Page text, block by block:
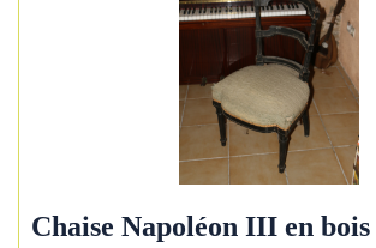
Chaise Napoléon III en